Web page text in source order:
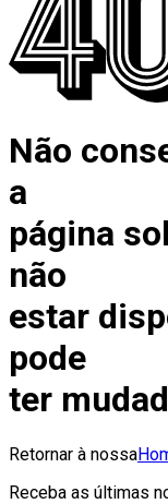
Não
a
página
não
estar
pode
ter
Retornar à nossa
Receba as últimas